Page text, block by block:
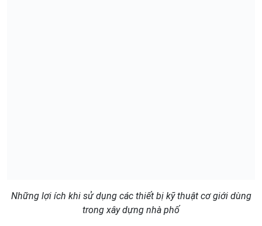
Những lợi ích khi sử dụng các thiết bị kỹ thuật cơ giới dùng
trong xây dựng nhà phố